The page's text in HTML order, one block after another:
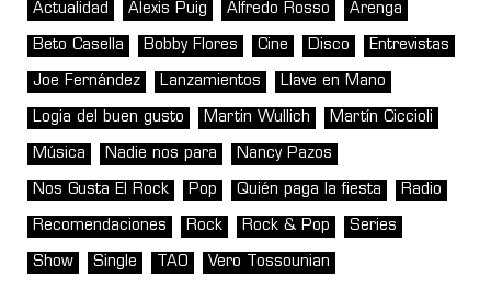
Actualidad Alexis Puig Alfredo Rosso Arenga
Beto Casella Bobby Flores Cine Disco Entrevistas
Joe Fernández Lanzamientos Llave en Mano
Logia del buen gusto Martin Wullich Martín Ciccioli
Música Nadie nos para Nancy Pazos
Nos Gusta El Rock Pop Quién paga la fiesta Radio
Recomendaciones Rock Rock & Pop Series
Show Single TAO Vero Tossounian